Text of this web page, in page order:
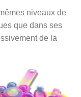
niveaux de
que dans ses
de la